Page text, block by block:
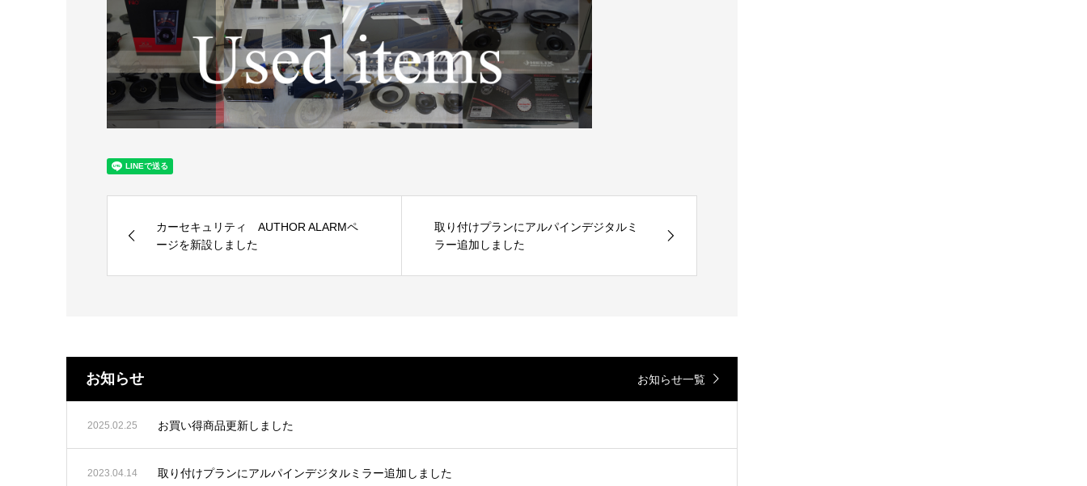
カーセキュリティ AUTHOR ALARMペ
ージを新設しました
取り付けプランにアルパインデジタルミ
ラー追加しました
お知らせ お知らせ一覧
2025.02.25 お買い得商品更新しました
2023.04.14 取り付けプランにアルパインデジタルミラー追加しました